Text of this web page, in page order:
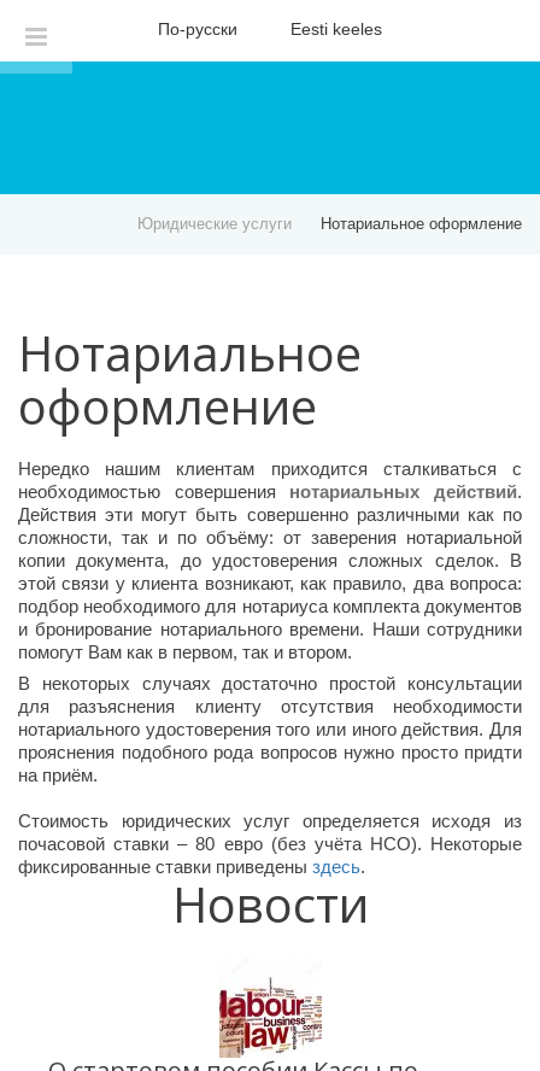
По-русски Eesti keeles
Юридические услуги Нотариальное оформление
Нотариальное
оформление
Нередко нашим клиентам приходится сталкиваться с
необходимостью совершения нотариальных действий.
Действия эти могут быть совершенно различными как по
сложности, так и по объёму: от заверения нотариальной
копии документа, до удостоверения сложных сделок. В
этой связи у клиента возникают, как правило, два вопроса:
подбор необходимого для нотариуса комплекта документов
и бронирование нотариального времени. Наши сотрудники
помогут Вам как в первом, так и втором.
В некоторых случаях достаточно простой консультации
для разъяснения клиенту отсутствия необходимости
нотариального удостоверения того или иного действия. Для
прояснения подобного рода вопросов нужно просто придти
на приём.
Стоимость юридических услуг определяется исходя из
почасовой ставки – 80 евро (без учёта НСО). Некоторые
фиксированные ставки приведены здесь.
Новости